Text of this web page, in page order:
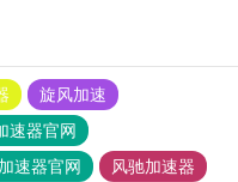
旋风加速
速器官网
速器官网
风驰加速器